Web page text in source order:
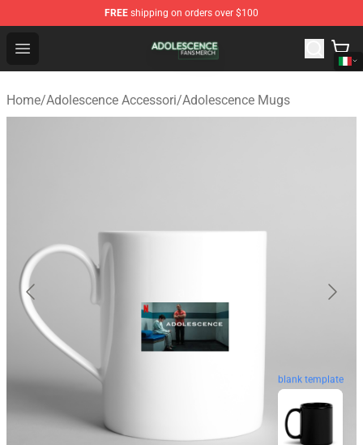
FREE shipping on orders over $100
Open menu
Adolescence Shop - Official Adolescence Merchandise
Home/Adolescence Accessori/Adolescence Mugs
blank template